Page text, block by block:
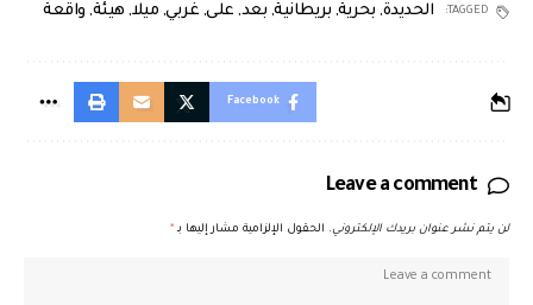
TAGGED: الحديدة, بحرية, بريطانية, بعد, على, غربي, ميلا, هيئة, واقعة
Facebook
Leave a comment
لن يتم نشر عنوان بريدك الإلكتروني. الحقول الإلزامية مشار إليها بـ *